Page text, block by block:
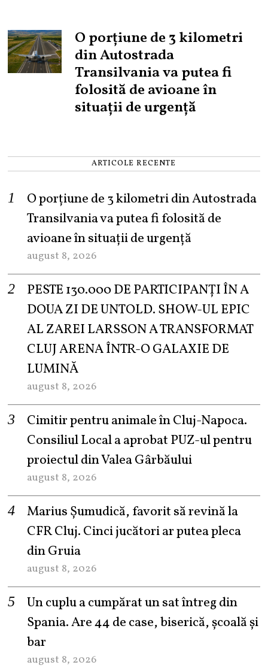
O porțiune de 3 kilometri
din Autostrada
Transilvania va putea fi
folosită de avioane în
situații de urgență
ARTICOLE RECENTE
O porțiune de 3 kilometri din Autostrada
Transilvania va putea fi folosită de
avioane în situații de urgență
august 8, 2026
PESTE 130.000 DE PARTICIPANȚI ÎN A
DOUA ZI DE UNTOLD. SHOW-UL EPIC
AL ZAREI LARSSON A TRANSFORMAT
CLUJ ARENA ÎNTR-O GALAXIE DE
LUMINĂ
august 8, 2026
Cimitir pentru animale în Cluj-Napoca.
Consiliul Local a aprobat PUZ-ul pentru
proiectul din Valea Gârbăului
august 8, 2026
Marius Șumudică, favorit să revină la
CFR Cluj. Cinci jucători ar putea pleca
din Gruia
august 8, 2026
Un cuplu a cumpărat un sat întreg din
Spania. Are 44 de case, biserică, școală și
bar
august 8, 2026